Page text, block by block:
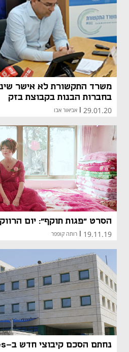
משרד התקשורת לא אישר
בחברות הבנות בקבוצת בזק
29.01.20 אביאור אבו
הסרט "פגות תוקף": יום
19.11.19 רותה קופפר
נחתם הסכם קיבוצי חדש ב-yes עד לסוף 2021